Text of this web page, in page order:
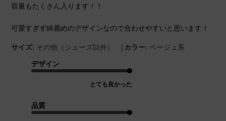
容量もたくさん入ります！！
可愛すぎず綺麗めのデザインなので合わせやすいと思います！
サイズ: その他（シューズ以外） | カラー: ベージュ系
デザイン
とても良かった
品質